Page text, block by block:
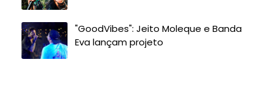
"GoodVibes": Jeito Moleque e Banda
Eva lançam projeto